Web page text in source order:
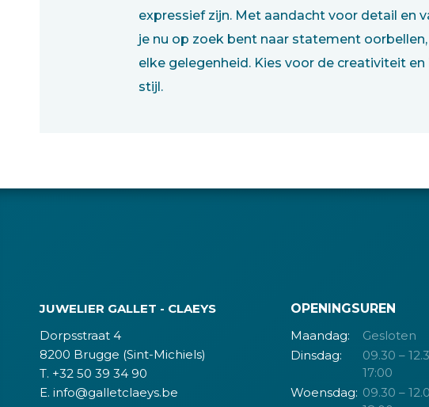
expressief zijn. Met aandacht voor detail en
je nu op zoek bent naar statement
elke gelegenheid. Kies voor de creativiteit
stijl.
JUWELIER GALLET - CLAEYS
Dorpsstraat 4
8200 Brugge (Sint-Michiels)
T. +32 50 39 34 90
E. info@galletclaeys.be
OPENINGSUREN
Maandag:
Gesloten
Dinsdag:
09.30 –
17:00
Woensdag: 09.30 –